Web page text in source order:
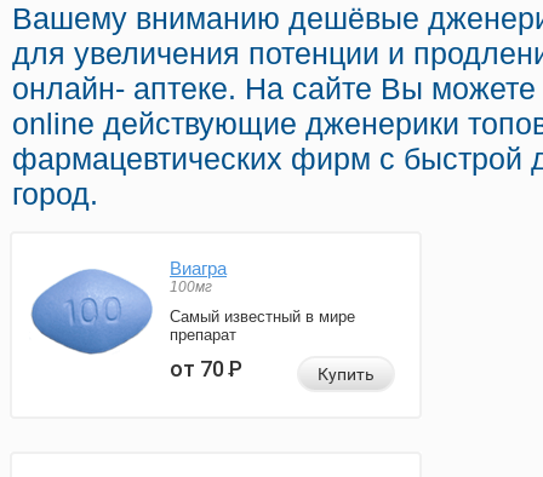
Вашему вниманию дешёвые
для увеличения потенции и
онлайн- аптеке. На сайте Вы
online действующие дженерики
фармацевтических фирм с быстрой
город.
Виагра
100мг
Самый известный в мире
препарат
от 70Р Купить